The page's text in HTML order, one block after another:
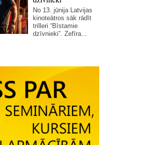
No 13. jūnija Latvijas
kinoteātros sāk rādīt
trilleri “Bīstamie
dzīvnieki”. Zefīra...